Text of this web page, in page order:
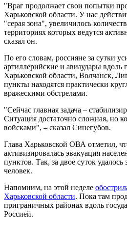
"Враг продолжает свои попытки
Харьковской области. У нас
"серая зона", увеличилось
территориях которых ведутся
сказал он.
По его словам, россияне за сутки
артиллерийские и авиаудары вдоль
Харьковской области, Волчанск,
пункты находятся практически
вражескими обстрелами.
"Сейчас главная задача –
Ситуация достаточно сложная, но
войсками", – сказал Синегубов.
Глава Харьковской ОВА отметил,
активизировалась эвакуация
пунктов. Так, за двое суток удалось
человек.
Напомним, на этой неделе
Харьковской области. Пока там
приграничных районах вдоль
Россией.